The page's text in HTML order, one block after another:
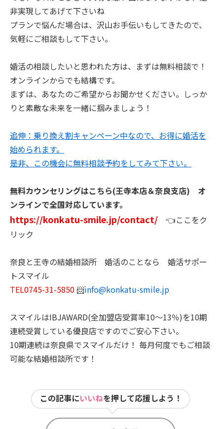
非実現してあげて下さいね
プランで悩んだ場合は、沢山お手伝いもしてきたので、
気軽にご相談もして下さい。
婚活の相談したいと思われた方は、まずは無料相談で！
オンラインからでも結構です。
まずは、あなたのご希望からお聞かせください。しっか
りと素敵な未来を一緒に掴みましょう！
追伸：乗り換え割キャンペーン中なので、お得に婚活を
始められます。
是非、この機会に無料相談予約をしてみて下さい。
無料カウンセリングはこちら(王寺本店＆奈良支店) オ
ンラインで全国対応しています。
https://konkatu-smile.jp/contact/ 👈ここをク
リック
奈良と王寺の結婚相談所 婚活のことなら 婚活サポー
トスマイル
TEL0745-31-5850 📨info@konkatu-smile.jp
スマイルはIBJAWARD(全加盟店受賞率10～13％)を10期
連続受賞している優良店ですのでご安心下さい。
10期連続は奈良県でスマイルだけ！ 毎月何度でもご相談
可能な結婚相談所です！
この記事にいいねを押して応援しよう！